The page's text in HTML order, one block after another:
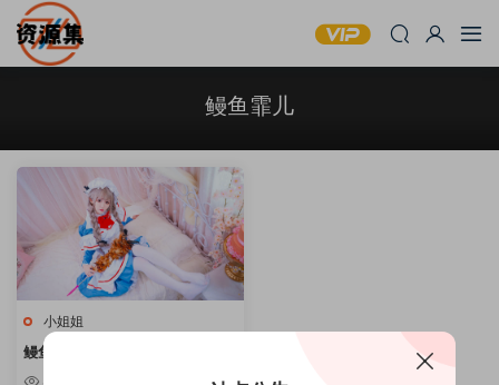
鳗鱼霏儿
小姐姐
鳗鱼霏儿 – 可爱妹子写真合集 [持
续更新]